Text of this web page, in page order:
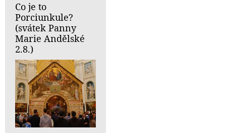
Co je to
Porciunkule?
(svátek Panny
Marie Andělské
2.8.)